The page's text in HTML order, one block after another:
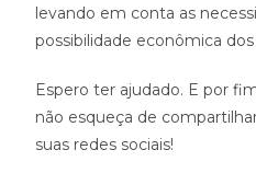
levando em conta as
possibilidade econômica dos
Espero ter ajudado. E por
não esqueça de
suas redes sociais!